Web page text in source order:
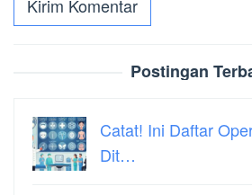
Postingan
Catat! Ini Daftar
Dit…